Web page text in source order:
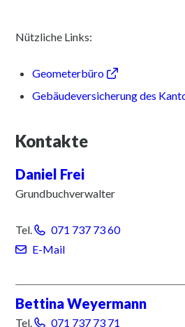
Nützliche Links:
Geometerbüro
Gebäudeversicherung des
Kontakte
Daniel Frei
Grundbuchverwalter
Tel.
071 737 73 60
E-Mail
BettinaWeyermann
Tel. 071 737 73 71